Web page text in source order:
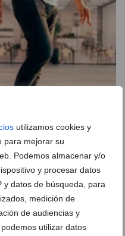
utilizamos cookies y
para mejorar su
Podemos almacenar y/o
y procesar datos
y datos de búsqueda, para
medición de
de audiencias y
utilizar datos
en verano